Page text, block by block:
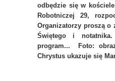
odbędzie się w
Robotniczej 29,
Organizatorzy proszą o
Świętego i notatnika.
program... Foto:
Chrystus ukazuje się